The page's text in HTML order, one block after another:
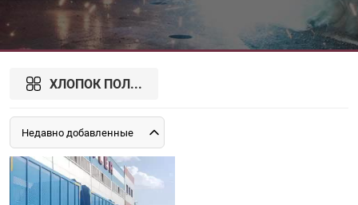
ХЛОПОК ПОЛ...
Недавно добавленные